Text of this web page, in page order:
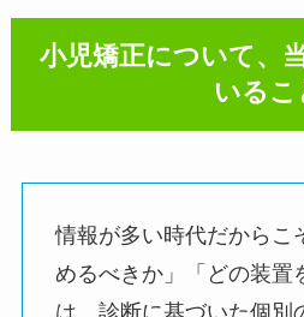
小児矯正について、
いるこ
情報が多い時代だからこ
めるべきか」「どの装置